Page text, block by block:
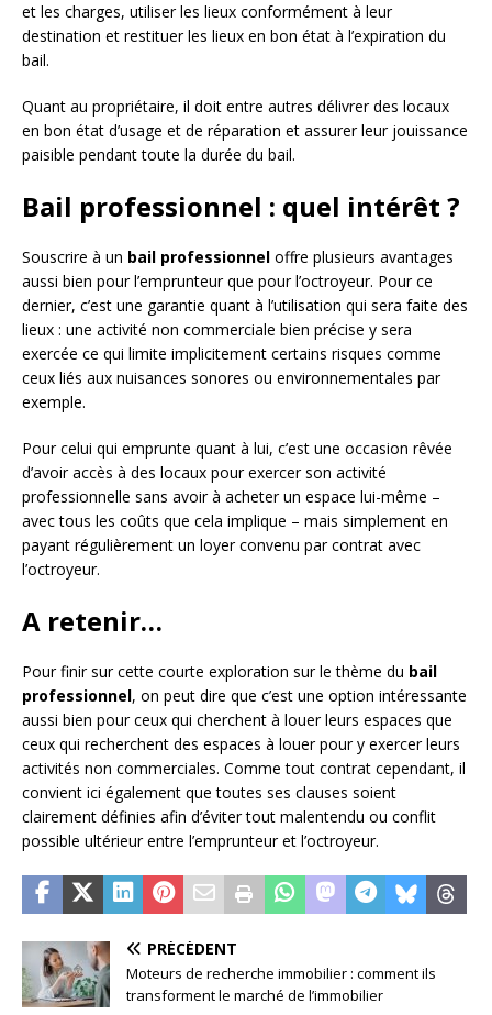
et les charges, utiliser les lieux conformément à leur
destination et restituer les lieux en bon état à l’expiration du
bail.
Quant au propriétaire, il doit entre autres délivrer des locaux
en bon état d’usage et de réparation et assurer leur jouissance
paisible pendant toute la durée du bail.
Bail professionnel : quel intérêt ?
Souscrire à un bail professionnel offre plusieurs avantages
aussi bien pour l’emprunteur que pour l’octroyeur. Pour ce
dernier, c’est une garantie quant à l’utilisation qui sera faite des
lieux : une activité non commerciale bien précise y sera
exercée ce qui limite implicitement certains risques comme
ceux liés aux nuisances sonores ou environnementales par
exemple.
Pour celui qui emprunte quant à lui, c’est une occasion rêvée
d’avoir accès à des locaux pour exercer son activité
professionnelle sans avoir à acheter un espace lui-même –
avec tous les coûts que cela implique – mais simplement en
payant régulièrement un loyer convenu par contrat avec
l’octroyeur.
A retenir…
Pour finir sur cette courte exploration sur le thème du bail
professionnel, on peut dire que c’est une option intéressante
aussi bien pour ceux qui cherchent à louer leurs espaces que
ceux qui recherchent des espaces à louer pour y exercer leurs
activités non commerciales. Comme tout contrat cependant, il
convient ici également que toutes ses clauses soient
clairement définies afin d’éviter tout malentendu ou conflit
possible ultérieur entre l’emprunteur et l’octroyeur.
PRÉCÉDENT
Moteurs de recherche immobilier : comment ils
transforment le marché de l’immobilier